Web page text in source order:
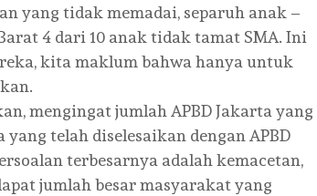
yang tidak memadai, separuh anak –
4 dari 10 anak tidak tamat SMA. Ini
kita maklum bahwa hanya untuk
mengingat jumlah APBD Jakarta yang
telah diselesaikan dengan APBD
terbesarnya adalah kemacetan,
jumlah besar masyarakat yang